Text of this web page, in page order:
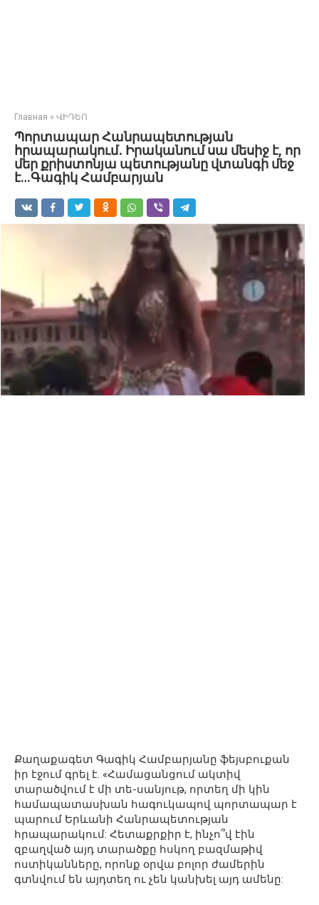
Главная » ՎԻԴԵՈ
Պորտապար Հանրապետության
հրապարակում․ Իրականում սա մեսիջ է, որ
մեր քրիստոնյա պետությանը վտանգի մեջ
է…Գագիկ Համբարյան
Քաղաքագետ Գագիկ Համբարյանը ֆեյսբուքան
իր էջում գրել է. «Համացանցում ակտիվ
տարածվում է մի տե-սանյութ, որտեղ մի կին
համապատասխան հագուկապով պորտապար է
պարում Երևանի Հանրապետության
հրապարակում: Հետաքրքիր է, ինչո՞վ էին
զբաղված այդ տարածքը հսկող բազմաթիվ
ոստիկանները, որոնք օրվա բոլոր ժամերին
գտնվում են այդտեղ ու չեն կանխել այդ ամենը: